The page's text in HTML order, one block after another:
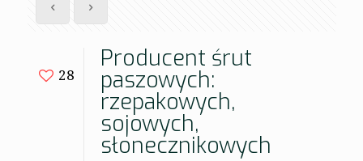
28
Producent śrut
paszowych:
rzepakowych,
sojowych,
słonecznikowych